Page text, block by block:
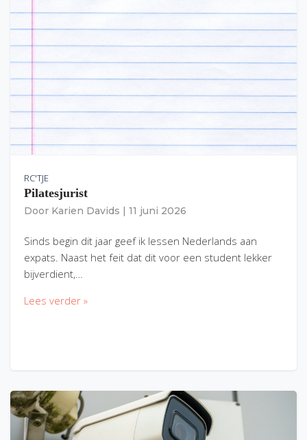
RC'TJE
Pilatesjurist
Door Karien Davids 11 juni 2026
Sinds begin dit jaar geef ik lessen Nederlands aan
expats. Naast het feit dat dit voor een student lekker
bijverdient,…
Lees verder »